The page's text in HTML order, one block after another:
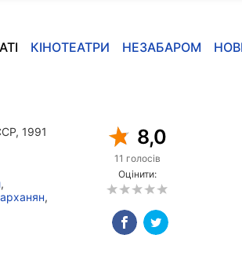
КІНОТЕАТРИ НЕЗАБАРОМ
1991
,
,
8,0
11 голосів
Оцінити: